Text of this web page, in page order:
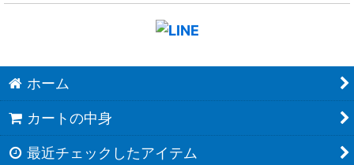
ホーム
カートの中身
最近チェックしたアイテム